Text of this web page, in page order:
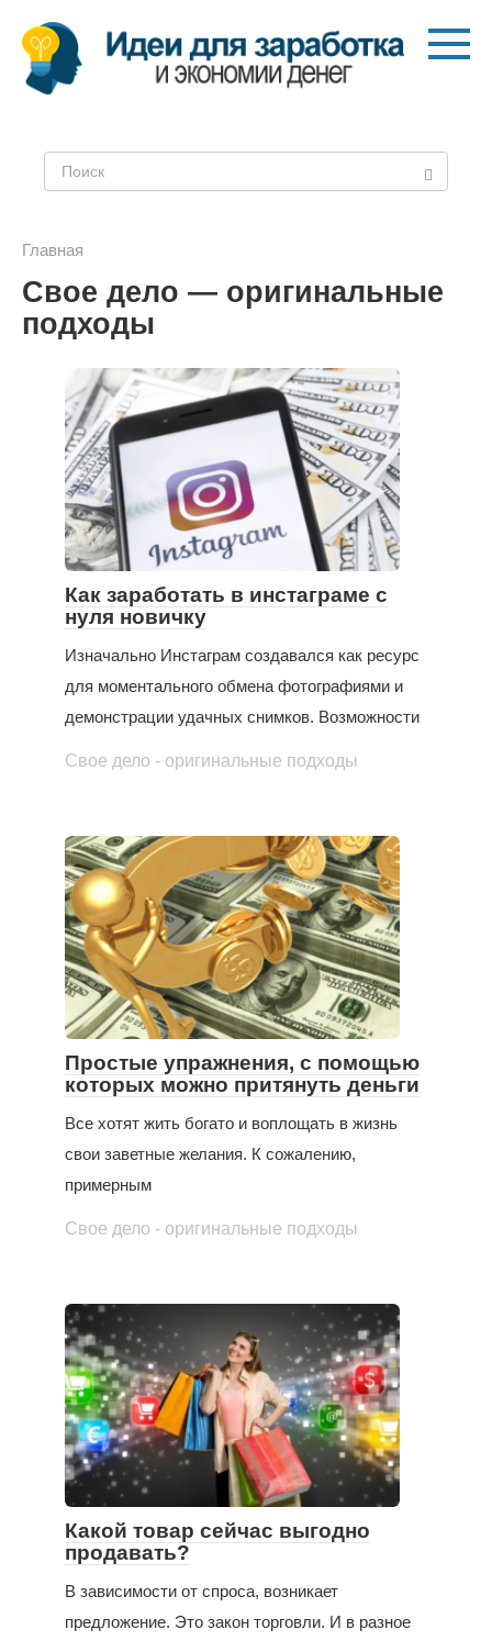
Перейти
контенту
Главная
Свое дело — оригинальные
подходы
Как заработать в инстаграме с
нуля новичку
Изначально Инстаграм создавался как ресурс
для моментального обмена фотографиями и
демонстрации удачных снимков. Возможности
Свое дело - оригинальные подходы
Простые упражнения, с помощью
которых можно притянуть деньги
Все хотят жить богато и воплощать в жизнь
свои заветные желания. К сожалению,
примерным
Свое дело - оригинальные подходы
Какой товар сейчас выгодно
продавать?
В зависимости от спроса, возникает
предложение. Это закон торговли. И в разное